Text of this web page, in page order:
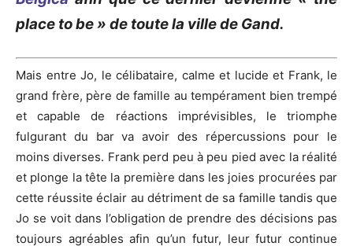
place to be » de toute la ville de Gand.
Mais entre Jo, le célibataire, calme et lucide et Frank, le
grand frère, père de famille au tempérament bien trempé
et capable de réactions imprévisibles, le triomphe
fulgurant du bar va avoir des répercussions pour le
moins diverses. Frank perd peu à peu pied avec la réalité
et plonge la tête la première dans les joies procurées par
cette réussite éclair au détriment de sa famille tandis que
Jo se voit dans l’obligation de prendre des décisions pas
toujours agréables afin qu’un futur, leur futur continue